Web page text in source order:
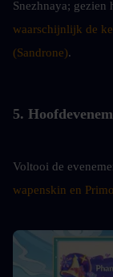
Snezhnaya; gezien
waarschijnlijk de
(Sandrone).
5.
Voltooi de
wapenskin en